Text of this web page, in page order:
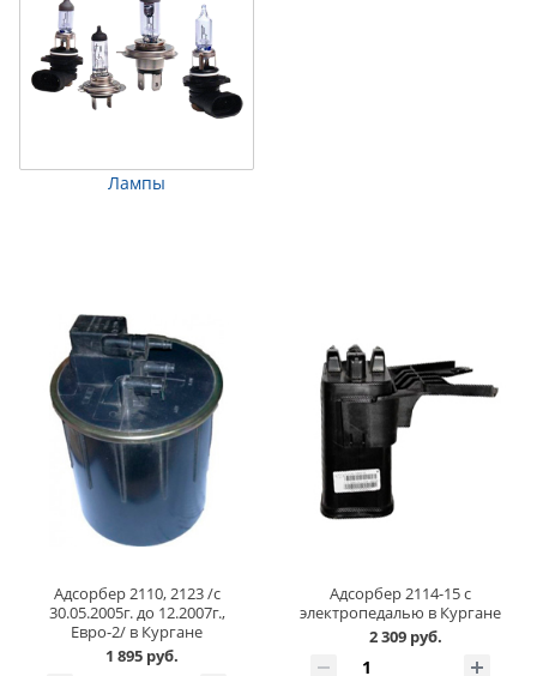
Лампы
Адсорбер 2110, 2123 /с
30.05.2005г. до 12.2007г.,
Евро-2/ в Кургане
1 895 руб.
Адсорбер 2114-15 с
электропедалью в Кургане
2 309 руб.